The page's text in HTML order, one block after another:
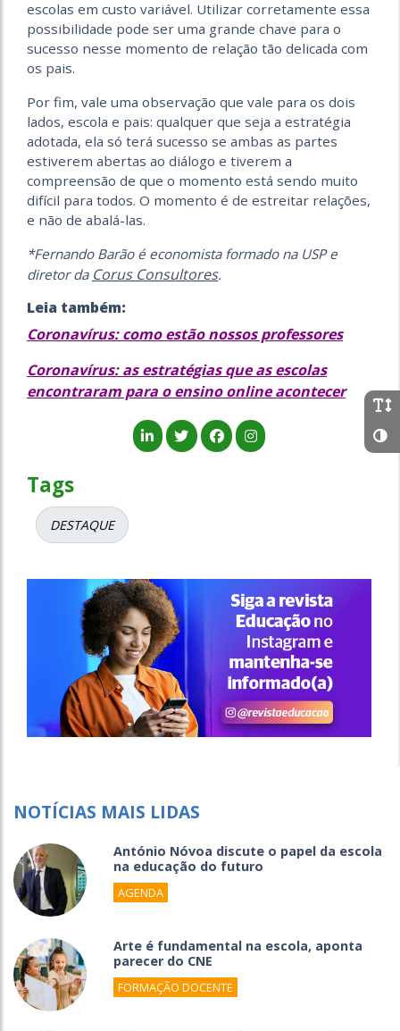
escolas em custo variável. Utilizar corretamente essa
possibilidade pode ser uma grande chave para o
sucesso nesse momento de relação tão delicada com
os pais.
​Por fim, vale uma observação que vale para os dois
lados, escola e pais: qualquer que seja a estratégia
adotada, ela só terá sucesso se ambas as partes
estiverem abertas ao diálogo e tiverem a
compreensão de que o momento está sendo muito
difícil para todos. O momento é de estreitar relações,
e não de abalá-las.
*Fernando Barão é economista formado na USP e
diretor da Corus Consultores.
Leia também:
Coronavírus: como estão nossos professores
Coronavírus: as estratégias que as escolas
encontraram para o ensino online acontecer
Tags
DESTAQUE
NOTÍCIAS MAIS LIDAS
António Nóvoa discute o papel da escola
na educação do futuro
AGENDA
Arte é fundamental na escola, aponta
parecer do CNE
FORMAÇÃO DOCENTE